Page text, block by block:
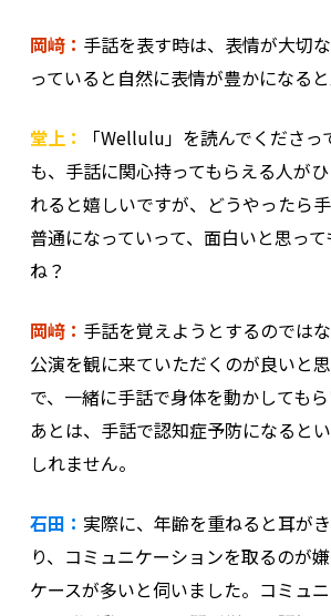
岡﨑： 手話を表す時は、表情が大切
っていると自然に表情が豊かになると
堂上：
「Wellulu」を読んでくださ
も、手話に関心持ってもらえる人が
れると嬉しいですが、どうやったら
普通になっていって、面白いと思っ
ね？
岡﨑： 手話を覚えようとするのでは
公演を観に来ていただくのが良いと
で、一緒に手話で身体を動かしてもら
あとは、手話で認知症予防になると
しれません。
石田： 実際に、年齢を重ねると耳が
り、コミュニケーションを取るのが
ケースが多いと伺いました。コミュ